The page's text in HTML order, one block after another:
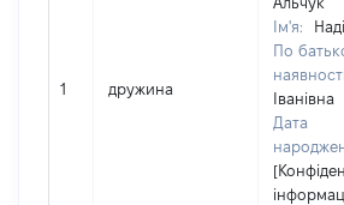
1 дружина
Ім'я:
По
Іванівна
Дата